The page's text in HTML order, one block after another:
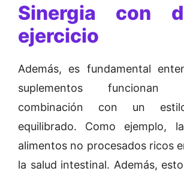
Sinergia con
ejercicio
Además, es fundamental
suplementos
combinación con un
equilibrado. Como ejemplo,
alimentos no procesados ricos
la salud intestinal. Además,